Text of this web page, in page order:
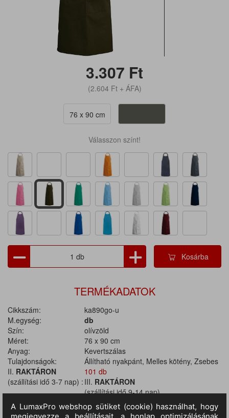
3.307 Ft
(2.604 Ft+ ÁFA)
76 x 90 cm
Válasszon színt!
Kosárba
TERMÉKADATOK
Cikkszám:
ka890go-u
M.egység:
db
Szín:
olívzöld
Méret:
76 x 90 cm
Anyag:
Kevertszálas
Tulajdonságok:
Állítható nyakpánt, Melles kötény, Zsebes
II. RAKTÁRON
(szállítási idő 3-7 nap) :
101 db
III. RAKTÁRON
(szállítási idő 9-14 nap)
:
851 db